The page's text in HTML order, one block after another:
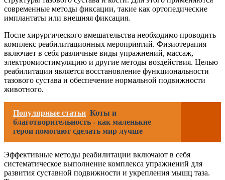
современные методы фиксации, такие как ортопедические
имплантаты или внешняя фиксация.
После хирургического вмешательства необходимо проводить
комплекс реабилитационных мероприятий. Физиотерапия
включает в себя различные виды упражнений, массаж,
электромиостимуляцию и другие методы воздействия. Целью
реабилитации является восстановление функциональности
тазового сустава и обеспечение нормальной подвижности
животного.
Популярные статьи Коты и
благотворительность - как маленькие
герои помогают сделать мир лучше
Эффективные методы реабилитации включают в себя
систематическое выполнение комплекса упражнений для
развития суставной подвижности и укрепления мышц таза.